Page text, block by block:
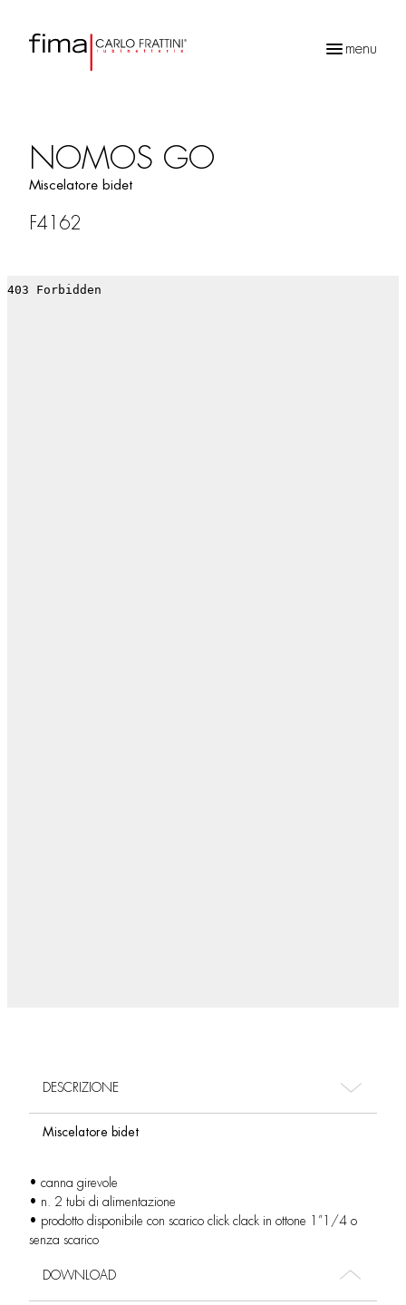
menu
NOMOS GO
Miscelatore bidet
F4162
DESCRIZIONE
Miscelatore bidet
• canna girevole
• n. 2 tubi di alimentazione
• prodotto disponibile con scarico click clack in ottone 1”1/4 o
senza scarico
DOWNLOAD